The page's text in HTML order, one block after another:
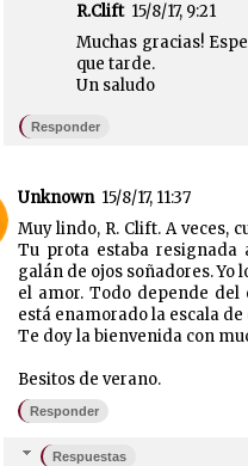
R.Clift 15/8/17, 9:21
Muchas gracias!
que tarde.
Un saludo
Responder
Unknown 15/8/17, 11:37
Muy lindo, R. Clift. A veces,
Tu prota estaba resignada
galán de ojos soñadores.
el amor. Todo depende del
está enamorado la escala
Te doy la bienvenida con
Besitos de verano.
Responder
Respuestas